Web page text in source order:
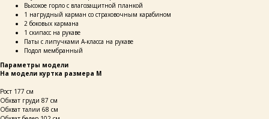
Высокое горло с влагозащитной планкой
1 нагрудный карман со страховочным карабином
2 боковых кармана
1 скипасс на рукаве
Паты с липучками А-класса на рукаве
Подол мембранный
Параметры модели
На модели куртка размера M
Рост 177 см
Обхват груди 87 см
Обхват талии 68 см